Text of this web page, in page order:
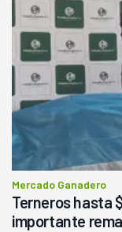
Mercado Ganadero
Terneros hasta
importante